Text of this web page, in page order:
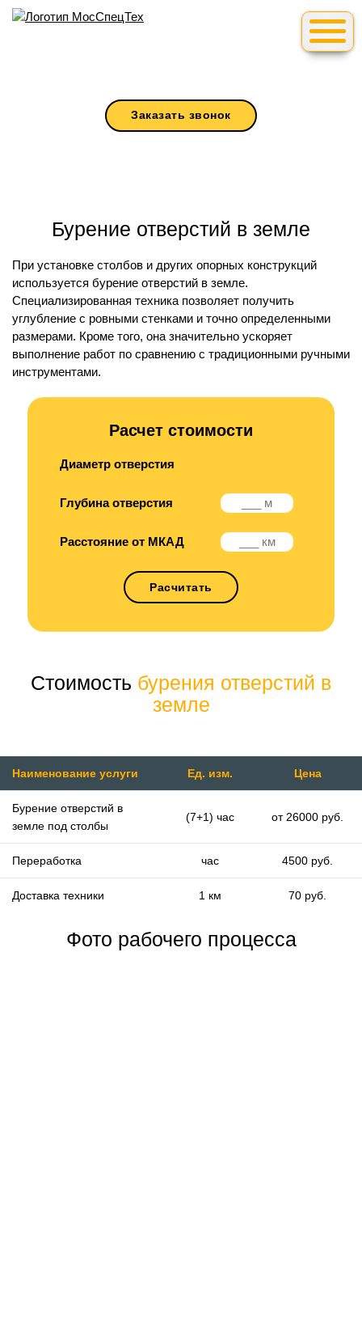
Заказать звонок
Бурение отверстий в земле
При установке столбов и других опорных конструкций
используется бурение отверстий в земле.
Специализированная техника позволяет получить
углубление с ровными стенками и точно определенными
размерами. Кроме того, она значительно ускоряет
выполнение работ по сравнению с традиционными ручными
инструментами.
Расчет стоимости
Диаметр отверстия
Глубина отверстия
Расстояние от МКАД
Расчитать
Стоимость бурения отверстий в
земле
Наименование услуги Ед. изм. Цена
Бурение отверстий в
земле под столбы
(7+1) час от 26000 руб.
Переработка час 4500 руб.
Доставка техники 1 км 70 руб.
Фото рабочего процесса